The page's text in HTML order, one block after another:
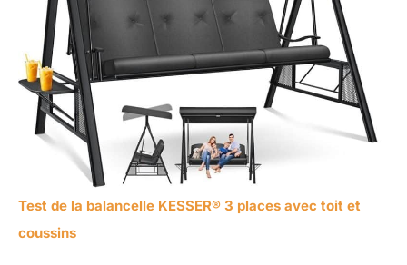
Test de la balancelle KESSER® 3 places avec toit et
coussins